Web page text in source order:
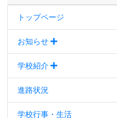
トップページ
お知らせ
学校紹介
進路状況
学校行事・生活